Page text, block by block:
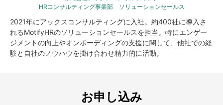
HRコンサルティング事業部 ソリューションセールス
2021年にアックスコンサルティングに入社。約400社に導入さ
れるMotifyHRのソリューションセールスを担当。特にエンゲー
ジメントの向上やオンボーディングの支援に関して、他社での経
験と自社のノウハウを掛け合わせ精力的に活動。
お申し込み